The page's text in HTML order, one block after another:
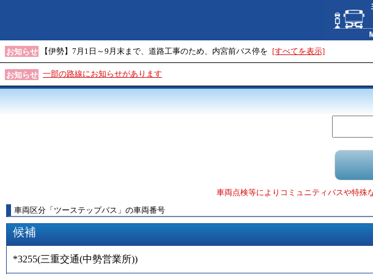
お知らせ 【伊勢】7月1日～9月末まで、道路工事のため、内宮前バス停を [すべてを表示]
お知らせ 一部の路線にお知らせがあります
車両点検等によりコミュニティバスや特殊
車両区分 「 ツーステップバス 」 の車両番号
候補
*3255(三重交通(中勢営業所))